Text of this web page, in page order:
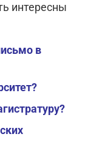
интересны
в